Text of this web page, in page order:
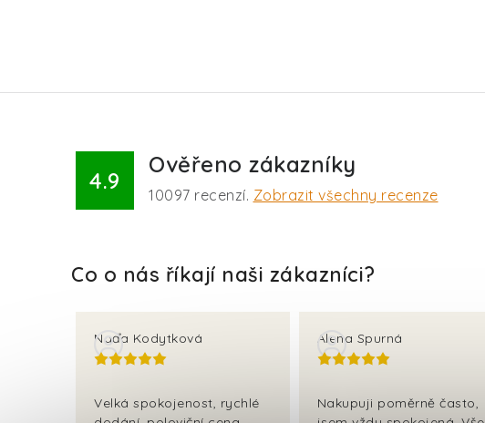
4.9
Ověřeno zákazníky
10097 recenzí. Zobrazit všechny recenze
Naďa Kodytková
Velká spokojenost, rychlé
Alena Spurná
Nakupuji poměrně často,